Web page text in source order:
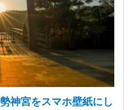
神宮をスマホ壁紙にし